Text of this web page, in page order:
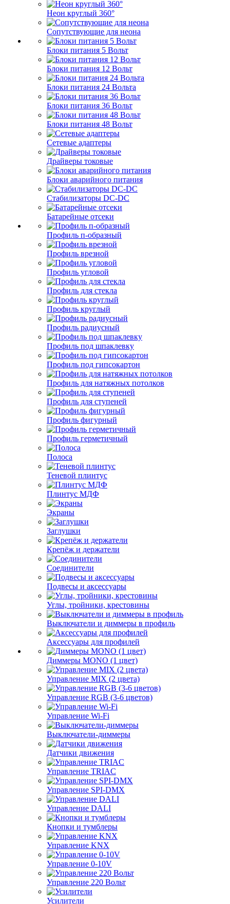
Неон круглый 360°
Сопутствующие для неона
Блоки питания 5 Вольт
Блоки питания 12 Вольт
Блоки питания 24 Вольта
Блоки питания 36 Вольт
Блоки питания 48 Вольт
Сетевые адаптеры
Драйверы токовые
Блоки аварийного питания
Стабилизаторы DC-DC
Батарейные отсеки
Профиль п-образный
Профиль врезной
Профиль угловой
Профиль для стекла
Профиль круглый
Профиль радиусный
Профиль под шпаклевку
Профиль под гипсокартон
Профиль для натяжных потолков
Профиль для ступеней
Профиль фигурный
Профиль герметичный
Полоса
Теневой плинтус
Плинтус МДФ
Экраны
Заглушки
Крепёж и держатели
Соединители
Подвесы и аксессуары
Углы, тройники, крестовины
Выключатели и диммеры в профиль
Аксессуары для профилей
Диммеры MONO (1 цвет)
Управление MIX (2 цвета)
Управление RGB (3-6 цветов)
Управление Wi-Fi
Выключатели-диммеры
Датчики движения
Управление TRIAC
Управление SPI-DMX
Управление DALI
Кнопки и тумблеры
Управление KNX
Управление 0-10V
Управление 220 Вольт
Усилители